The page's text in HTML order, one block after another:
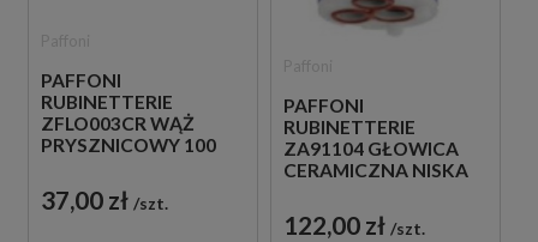
PAFFONI
RUBINETTERIE
ZFLO003CR WĄŻ
PRYSZNICOWY 100
37,00 zł szt.
PAFFONI
RUBINETTERIE
ZA91104 GŁOWICA
CERAMICZNA NISKA
122,00 zł szt.